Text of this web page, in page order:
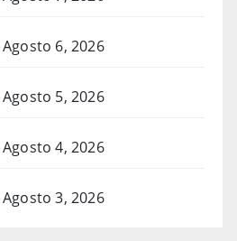
Agosto 6, 2026
Agosto 5, 2026
Agosto 4, 2026
Agosto 3, 2026